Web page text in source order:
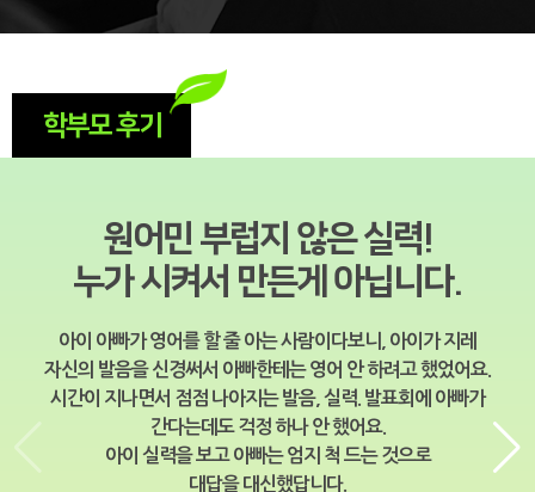
학부모 후기
원어민 부럽지 않은 실력!
누가 시켜서 만든게 아닙니다.
아이 아빠가 영어를 할 줄 아는 사람이다보니, 아이가 지레
자신의 발음을 신경써서 아빠한테는 영어 안 하려고 했었어요.
시간이 지나면서 점점 나아지는 발음, 실력. 발표회에 아빠가
간다는데도 걱정 하나 안 했어요.
아이 실력을 보고 아빠는 엄지 척 드는 것으로
대답을 대신했답니다.